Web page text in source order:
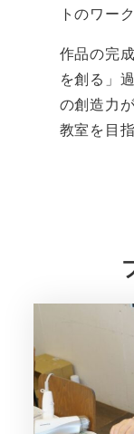
トのワー
作品の完
を創る」
の創造力
教室を目